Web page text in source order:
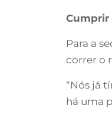
Cumprir
Para a
correr o
“Nós já
há uma